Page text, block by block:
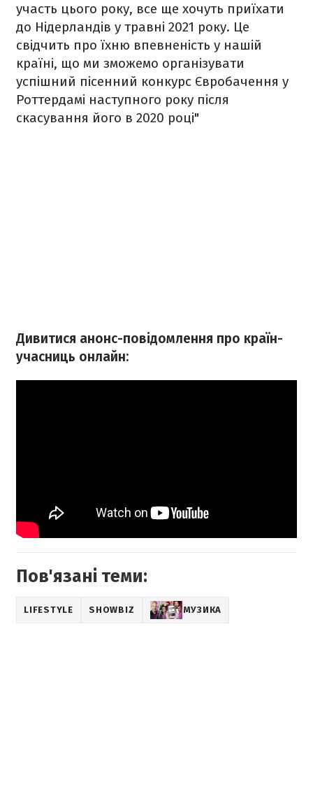
участь цього року, все ще хочуть приїхати
до Нідерландів у травні 2021 року. Це
свідчить про їхню впевненість у нашій
країні, що ми зможемо організувати
успішний пісенний конкурс Євробачення у
Роттердамі наступного року після
скасування його в 2020 році"
Дивитися анонс-повідомлення про країн-
учасниць онлайн:
Пов'язані теми:
LIFESTYLE SHOWBIZ МУЗИКА